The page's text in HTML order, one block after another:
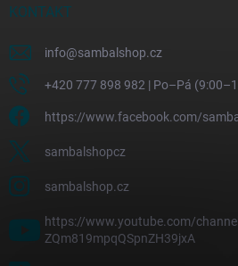
KONTAKT
info@sambalshop.cz
+420 777 898 982 | Po–Pá
https://www.facebook.com/
sambalshopcz
sambalshop.cz
https://www.youtube.com/
ZQm819mpqQSpnZH39jxA